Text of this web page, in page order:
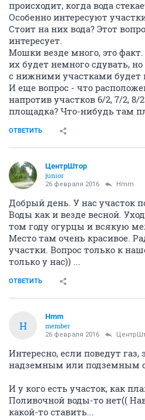
происходит, когда вода
Особенно интересуют
Стоит на них вода? Этот
интересует.
Мошки везде много, это
их будет немного сдувать,
с нижними участками будет
И еще вопрос - что
напротив участков 6/2, 7/2,
площадка? Что-нибудь там
ОТВЕТИТЬ
ЦентрШтор
junior
26 февраля 2016 Hmm
Добрый день. У нас участок
Воды как и везде весной.
том году огурцы и всякую
Место там очень красивое.
участки. Вопрос только к
только у нас)) ...
ОТВЕТИТЬ
H
Hmm
member
26 февраля 2016
Интересно, если поведут газ,
надземным или подземным
И у кого есть участок, как
Поливочной воды-то нет((
какой-то ставить...